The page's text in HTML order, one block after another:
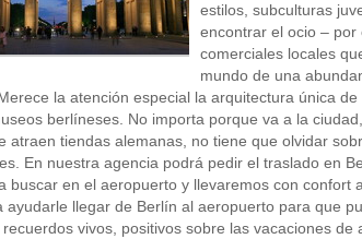
estilos, subculturas
encontrar el ocio –
comerciales locales
mundo de una
la atención especial la arquitectura única
berlíneses. No importa porque va a la
atraen tiendas alemanas, no tiene que olvidar
En nuestra agencia podrá pedir el traslado en
buscar en el aeropuerto y llevaremos con confort
ayudarle llegar de Berlín al aeropuerto para que
vivos, positivos sobre las vacaciones de